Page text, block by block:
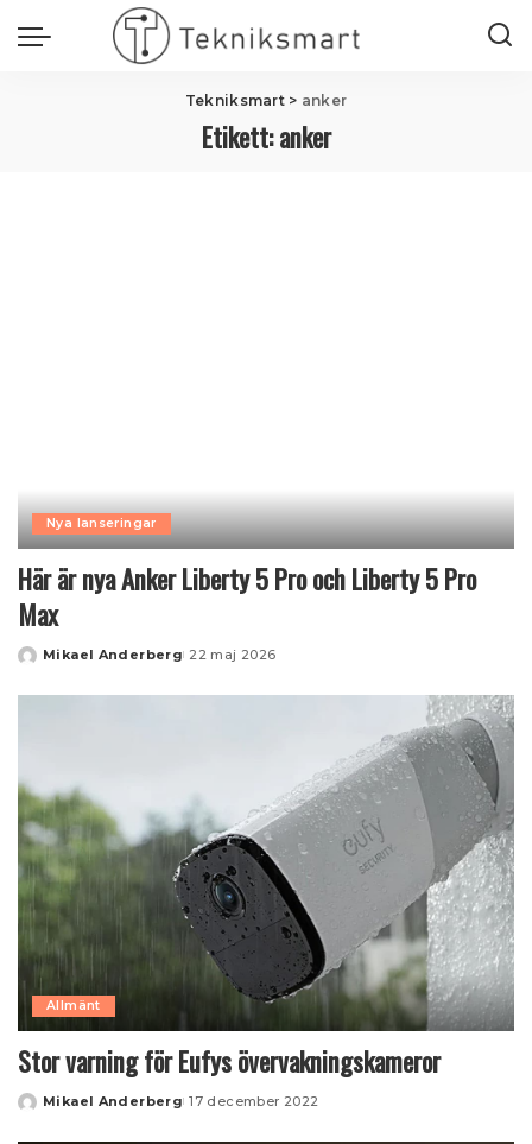
Tekniksmart> anker
Etikett:anker
Nya lanseringar
Här är nya Anker Liberty 5 Pro och Liberty 5 Pro
Max
Posted
Mikael Anderberg 22 maj 2026
Allmänt
Stor varning för Eufys övervakningskameror
Posted
Mikael Anderberg 17 december 2022